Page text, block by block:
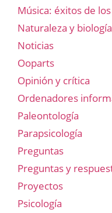
Música: éxitos de
Naturaleza y biología
Noticias
Ooparts
Opinión y crítica
Ordenadores
Paleontología
Parapsicología
Preguntas
Preguntas y
Proyectos
Psicología